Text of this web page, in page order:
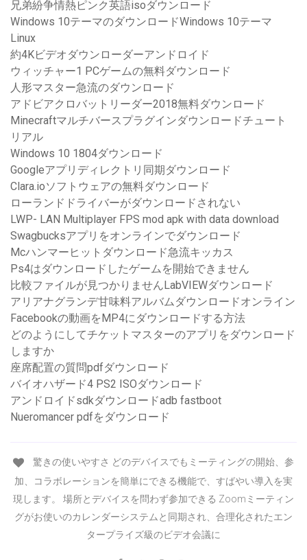
兄弟紛争情熱ピンク英語isoダウンロード
Windows 10テーマのダウンロードWindows 10テーマ
Linux
約4Kビデオダウンローダーアンドロイド
ウィッチャー1 PCゲームの無料ダウンロード
人形マスター急流のダウンロード
アドビアクロバットリーダー2018無料ダウンロード
Minecraftマルチバースプラグインダウンロードチュート
リアル
Windows 10 1804ダウンロード
Googleアプリディレクトリ同期ダウンロード
Clara.ioソフトウェアの無料ダウンロード
ローランドドライバーがダウンロードされない
LWP- LAN Multiplayer FPS mod apk with data download
Swagbucksアプリをオンラインでダウンロード
Mcハンマーヒットダウンロード急流キッカス
Ps4はダウンロードしたゲームを開始できません
比較ファイルが見つかりませんLabVIEWダウンロード
アリアナグランデ甘味料アルバムダウンロードオンライン
Facebookの動画をMP4にダウンロードする方法
どのようにしてチケットマスターのアプリをダウンロード
しますか
座席配置の質問pdfダウンロード
バイオハザード4 PS2 ISOダウンロード
アンドロイドsdkダウンロードadb fastboot
Nueromancer pdfをダウンロード
驚きの使いやすさ どのデバイスでもミーティングの開始、参
加、コラボレーションを簡単にできる機能で、すばやい導入を実
現します。 場所とデバイスを問わず参加できる Zoomミーティン
グがお使いのカレンダーシステムと同期され、合理化されたエン
タープライズ級のビデオ会議に